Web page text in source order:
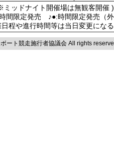
ッドナイト開催場は無観客
間限定発売 ♪●:時間限定発売
程や進行時間等は当日変更にな
ート競走施行者協議会 All rights